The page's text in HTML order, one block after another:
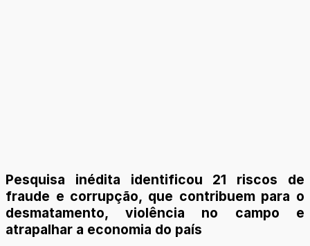
Pesquisa inédita identificou 21 riscos de
fraude e corrupção, que contribuem para o
desmatamento, violência no campo e
atrapalhar a economia do país